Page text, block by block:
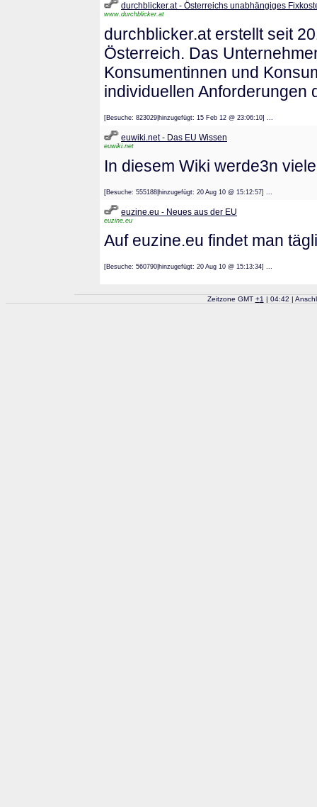
durchblicker.at - Österreichs unabhängiges
www.durchblicker.at
durchblicker.at erstellt seit
Österreich. Das
Konsumentinnen und
individuellen Anforderungen
[Besuche: 823029|hinzugefügt: 15 Feb 12 @ 23:06:10] ...
euwiki.net - Das EU Wissen
euwiki.net
In diesem Wiki werde3n
[Besuche: 555188|hinzugefügt: 20 Aug 10 @ 15:12:57] ...
euzine.eu - Neues aus der EU
euzine.eu
Auf euzine.eu findet man
[Besuche: 560790|hinzugefügt: 20 Aug 10 @ 15:13:34] ...
Zeitzone GMT +1 | 04:42 |